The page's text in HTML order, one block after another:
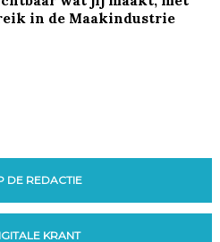
in de Maakindustrie
DE REDACTIE
KRANT